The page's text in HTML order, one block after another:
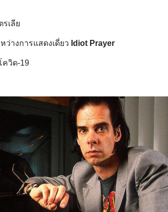
เลีย
ว่างการแสดงเดี่ยว Idiot Prayer
วิด-19